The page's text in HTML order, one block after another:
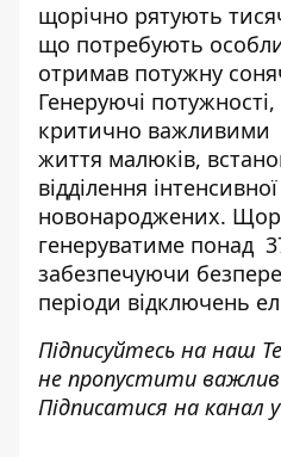
щорічно рятують
що потребують
отримав потужну
Генеруючі потужності,
критично важливими
життя малюків,
відділення інтенсивної
новонароджених.
генеруватиме понад
забезпечуючи
періоди відключень
Підписуйтесь на наш
не пропустити
Підписатися на канал